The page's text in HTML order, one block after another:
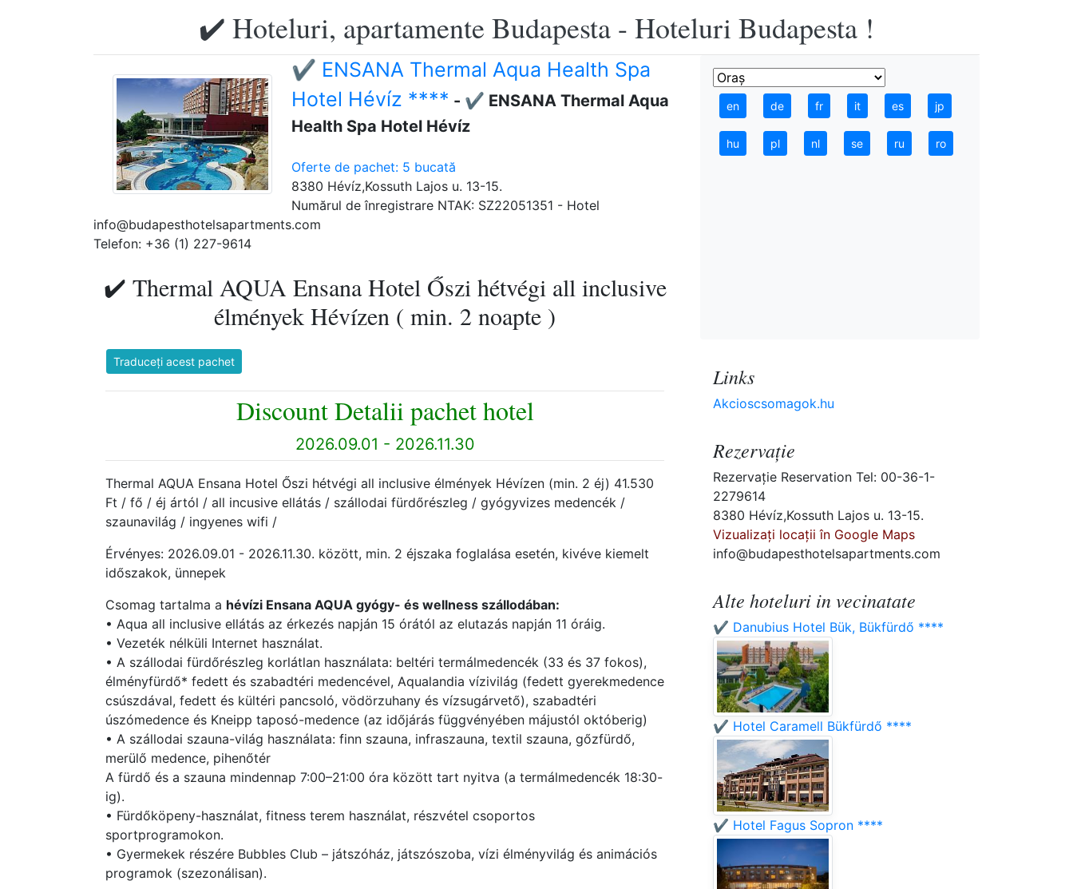
✔️ Hoteluri, apartamente Budapesta - Hoteluri Budapesta !
✔️ ENSANA Thermal Aqua Health Spa
Hotel Hévíz **** - ✔️ ENSANA Thermal Aqua
Health Spa Hotel Hévíz
Oferte de pachet: 5 bucată
8380 Hévíz,Kossuth Lajos u. 13-15.
Numărul de înregistrare NTAK: SZ22051351 - Hotel
info@budapesthotelsapartments.com
Telefon: +36 (1) 227-9614
✔️ Thermal AQUA Ensana Hotel Őszi hétvégi all inclusive
élmények Hévízen ( min. 2 noapte )
Traduceți acest pachet
Discount Detalii pachet hotel
2026.09.01 - 2026.11.30
Thermal AQUA Ensana Hotel Őszi hétvégi all inclusive élmények Hévízen (min. 2 éj) 41.530
Ft / fő / éj ártól / all incusive ellátás / szállodai fürdőrészleg / gyógyvizes medencék /
szaunavilág / ingyenes wifi /
Érvényes: 2026.09.01 - 2026.11.30. között, min. 2 éjszaka foglalása esetén, kivéve kiemelt
időszakok, ünnepek
Csomag tartalma a hévízi Ensana AQUA gyógy- és wellness szállodában:
• Aqua all inclusive ellátás az érkezés napján 15 órától az elutazás napján 11 óráig.
• Vezeték nélküli Internet használat.
• A szállodai fürdőrészleg korlátlan használata: beltéri termálmedencék (33 és 37 fokos),
élményfürdő* fedett és szabadtéri medencével, Aqualandia vízivilág (fedett gyerekmedence
csúszdával, fedett és kültéri pancsoló, vödörzuhany és vízsugárvető), szabadtéri
úszómedence és Kneipp taposó-medence (az időjárás függvényében májustól októberig)
• A szállodai szauna-világ használata: finn szauna, infraszauna, textil szauna, gőzfürdő,
merülő medence, pihenőtér
A fürdő és a szauna mindennap 7:00–21:00 óra között tart nyitva (a termálmedencék 18:30-
ig).
• Fürdőköpeny-használat, fitness terem használat, részvétel csoportos
sportprogramokon.
• Gyermekek részére Bubbles Club – játszóház, játszószoba, vízi élményvilág és animációs
programok (szezonálisan).
en de fr it es jp
hu pl nl se ru ro
Links
Akcioscsomagok.hu
Rezervaţie
Rezervaţie Reservation Tel: 00-36-1-
2279614
8380 Hévíz,Kossuth Lajos u. 13-15.
Vizualizați locații în Google Maps
info@budapesthotelsapartments.com
Alte hoteluri in vecinatate
✔️ Danubius Hotel Bük, Bükfürdő ****
✔️ Hotel Caramell Bükfürdő ****
✔️ Hotel Fagus Sopron ****